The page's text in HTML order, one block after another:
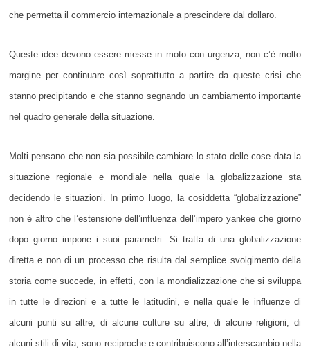
che permetta il commercio internazionale a prescindere dal dollaro.
Queste idee devono essere messe in moto con urgenza, non c’è molto
margine per continuare così soprattutto a partire da queste crisi che
stanno precipitando e che stanno segnando un cambiamento importante
nel quadro generale della situazione.
Molti pensano che non sia possibile cambiare lo stato delle cose data la
situazione regionale e mondiale nella quale la globalizzazione sta
decidendo le situazioni. In primo luogo, la cosiddetta “globalizzazione”
non è altro che l’estensione dell’influenza dell’impero yankee che giorno
dopo giorno impone i suoi parametri. Si tratta di una globalizzazione
diretta e non di un processo che risulta dal semplice svolgimento della
storia come succede, in effetti, con la mondializzazione che si sviluppa
in tutte le direzioni e a tutte le latitudini, e nella quale le influenze di
alcuni punti su altre, di alcune culture su altre, di alcune religioni, di
alcuni stili di vita, sono reciproche e contribuiscono all’interscambio nella